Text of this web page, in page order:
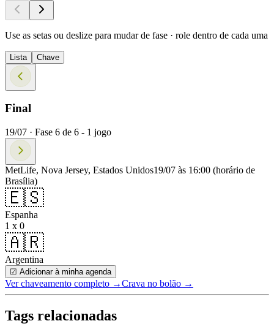
Use as setas ou deslize para mudar de fase · role dentro de cada uma
Lista Chave
Final
19/07 · Fase 6 de 6 - 1 jogo
MetLife, Nova Jersey, Estados Unidos19/07 às 16:00 (horário de
Brasília)
🇪🇸
Espanha
1 x 0
🇦🇷
Argentina
☑ Adicionar à minha agenda
Ver chaveamento completo →Crava no bolão →
Tags relacionadas